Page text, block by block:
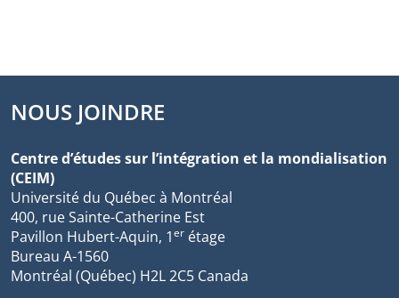
NOUS JOINDRE
Centre d’études sur l’intégration et la mondialisation
(CEIM)
Université du Québec à Montréal
400, rue Sainte-Catherine Est
Pavillon Hubert-Aquin, 1er étage
Bureau A-1560
Montréal (Québec) H2L 2C5 Canada